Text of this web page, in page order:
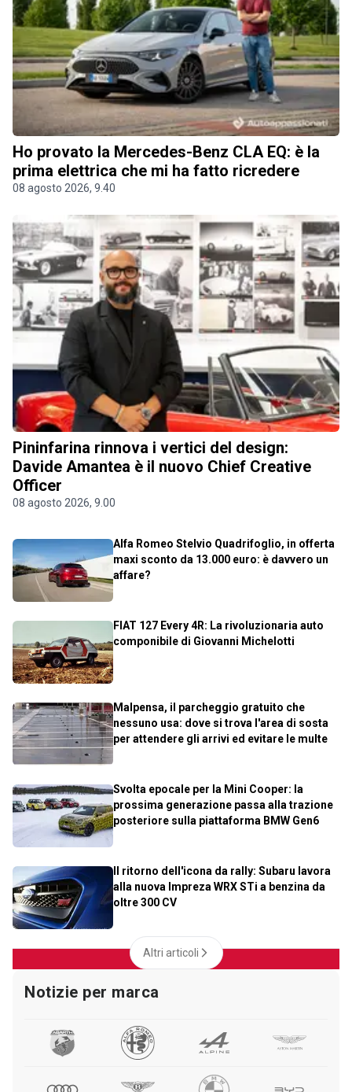
Ho provato la Mercedes-Benz CLA EQ: è la
prima elettrica che mi ha fatto ricredere
08 agosto 2026, 9.40
Pininfarina rinnova i vertici del design:
Davide Amantea è il nuovo Chief Creative
Officer
08 agosto 2026, 9.00
Alfa Romeo Stelvio Quadrifoglio, in offerta
maxi sconto da 13.000 euro: è davvero un
affare?
FIAT 127 Every 4R: La rivoluzionaria auto
componibile di Giovanni Michelotti
Malpensa, il parcheggio gratuito che
nessuno usa: dove si trova l'area di sosta
per attendere gli arrivi ed evitare le multe
Svolta epocale per la Mini Cooper: la
prossima generazione passa alla trazione
posteriore sulla piattaforma BMW Gen6
Il ritorno dell'icona da rally: Subaru lavora
alla nuova Impreza WRX STi a benzina da
oltre 300 CV
Altri articoli
Notizie per marca